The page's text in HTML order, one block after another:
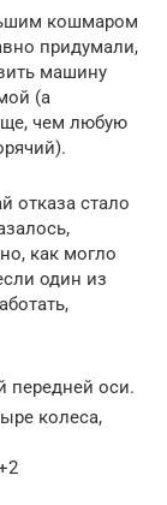
кошмаром
придумали,
машину
(а
чем любую
отказа стало
как могло
один из
передней оси.
колеса,